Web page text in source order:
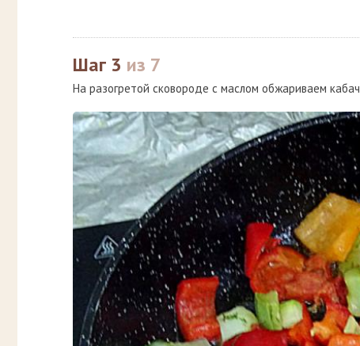
Шаг 3 из 7
На разогретой сковороде с маслом обжариваем